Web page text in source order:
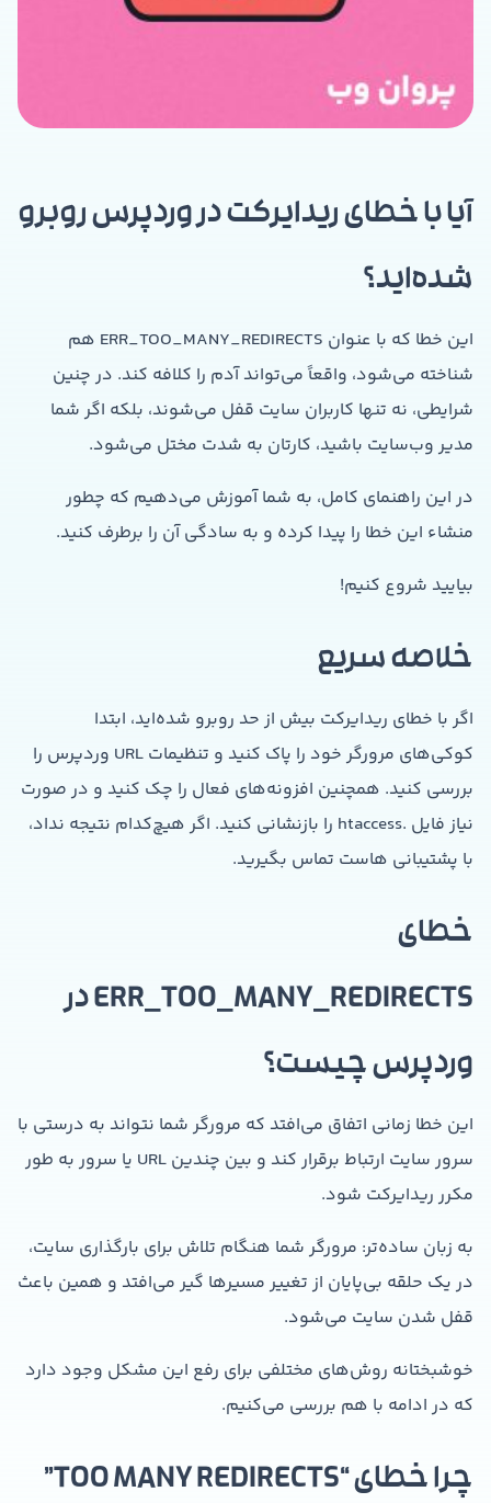
آیا با خطای ریدایرکت در وردپرس روبرو
شده‌اید؟
این خطا که با عنوان ERR_TOO_MANY_REDIRECTS هم
شناخته می‌شود، واقعاً می‌تواند آدم را کلافه کند. در چنین
شرایطی، نه تنها کاربران سایت قفل می‌شوند، بلکه اگر شما
مدیر وب‌سایت باشید، کارتان به شدت مختل می‌شود.
در این راهنمای کامل، به شما آموزش می‌دهیم که چطور
منشاء این خطا را پیدا کرده و به سادگی آن را برطرف کنید.
بیایید شروع کنیم!
خلاصه سریع
اگر با خطای ریدایرکت بیش از حد روبرو شده‌اید، ابتدا
کوکی‌های مرورگر خود را پاک کنید و تنظیمات URL وردپرس را
بررسی کنید. همچنین افزونه‌های فعال را چک کنید و در صورت
نیاز فایل .htaccess را بازنشانی کنید. اگر هیچ‌کدام نتیجه نداد،
با پشتیبانی هاست تماس بگیرید.
خطای
ERR_TOO_MANY_REDIRECTS در
وردپرس چیست؟
این خطا زمانی اتفاق می‌افتد که مرورگر شما نتواند به درستی با
سرور سایت ارتباط برقرار کند و بین چندین URL یا سرور به طور
مکرر ریدایرکت شود.
به زبان ساده‌تر: مرورگر شما هنگام تلاش برای بارگذاری سایت،
در یک حلقه بی‌پایان از تغییر مسیرها گیر می‌افتد و همین باعث
قفل شدن سایت می‌شود.
خوشبختانه روش‌های مختلفی برای رفع این مشکل وجود دارد
که در ادامه با هم بررسی می‌کنیم.
چرا خطای “TOO MANY REDIRECTS”